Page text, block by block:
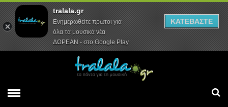
Αρχική Συνεντεύξεις Ρεπορτάζ
tralala.gr
Ενημερωθείτε πρώτοι για
όλα τα μουσικά νέα
ΔΩΡΕΑΝ - στο Google Play
ΚΑΤΕΒΑΣΤΕ